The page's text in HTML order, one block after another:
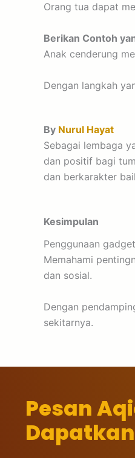
Orang tua dapat
Berikan Contoh
Anak cenderung
Dengan langkah
By Nurul Hayat
Sebagai lembaga
dan positif bagi
dan berkarakter
Kesimpulan
Penggunaan
Memahami
dan sosial.
Dengan
sekitarnya.
Pesan